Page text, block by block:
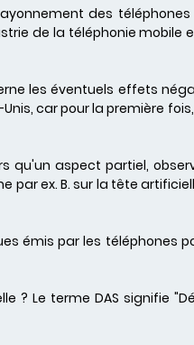
des
de la téléphonie mobile
les éventuels effets
car pour la première
qu'un aspect partiel,
ex. B. sur la tête
émis par les téléphones
? Le terme DAS signifie